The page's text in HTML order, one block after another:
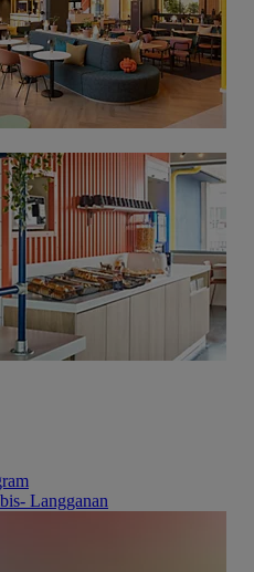
Langganan